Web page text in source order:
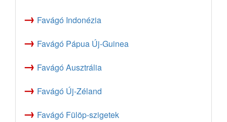
→ Favágó Indonézia
→ Favágó Pápua Új-Guinea
→ Favágó Ausztrália
→ Favágó Új-Zéland
→ Favágó Fülöp-szigetek